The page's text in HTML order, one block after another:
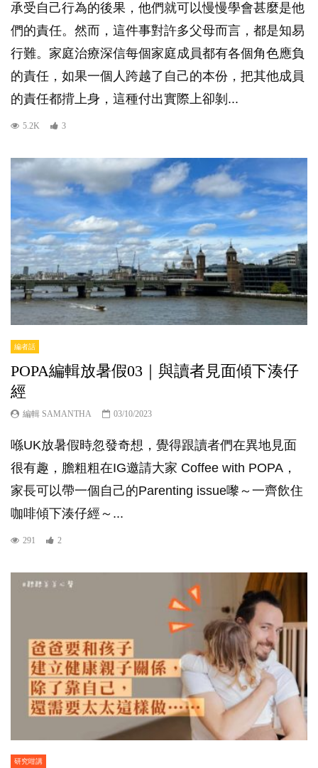
承受自己行為的後果，他們就可以慢慢學會甚麼是他
們的責任。然而，這件事對許多父母而言，都是知易
行難。家庭治療深信每個家庭成員都有各個角色應負
的責任，如果一個人跨越了自己的本份，把其他成員
的責任都揹上身，這種付出實際上卻剝...
5.2K 3
編者話
POPA編輯放暑假03｜與讀者見面傾下湊仔
經
編輯 SAMANTHA 03/10/2023
喺UK放暑假時忽發奇想，覺得跟讀者們在異地見面
很有趣，膽粗粗在IG邀請大家 Coffee with POPA，
家長可以帶一個自己的Parenting issue嚟～一齊飲住
咖啡傾下湊仔經～...
291 2
研究咁講